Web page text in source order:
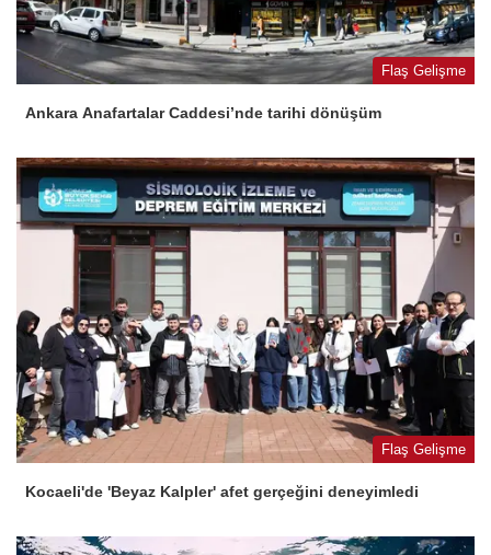
Flaş Gelişme
Ankara Anafartalar Caddesi’nde tarihi dönüşüm
Flaş Gelişme
Kocaeli'de 'Beyaz Kalpler' afet gerçeğini deneyimledi